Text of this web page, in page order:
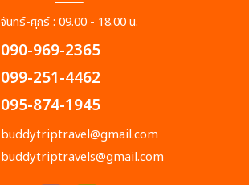
จันทร์-ศุกร์ : 09.00 - 18.00 น.
090-969-2365
099-251-4462
095-874-1945
buddytriptravel@gmail.com
buddytriptravels@gmail.com